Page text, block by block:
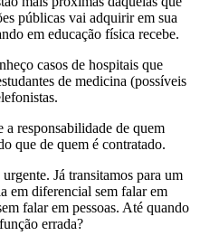
públicas vai adquirir em sua
em educação física recebe.
casos de hospitais que
de medicina (possíveis
responsabilidade de quem
que de quem é contratado.
Já transitamos para um
em diferencial sem falar em
falar em pessoas. Até quando
errada?